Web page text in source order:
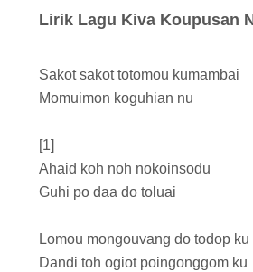
Lirik Lagu Kiva Koupusan
Sakot sakot totomou kumambai
Momuimon koguhian nu
[1]
Ahaid koh noh nokoinsodu
Guhi po daa do toluai
Lomou mongouvang do todop ku
Dandi toh ogiot poingonggom ku